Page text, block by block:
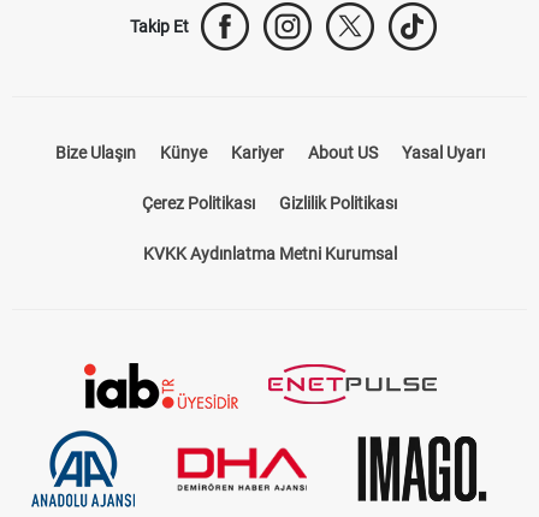
Takip Et
Bize Ulaşın Künye Kariyer About US Yasal Uyarı
Çerez Politikası Gizlilik Politikası
KVKK Aydınlatma Metni Kurumsal